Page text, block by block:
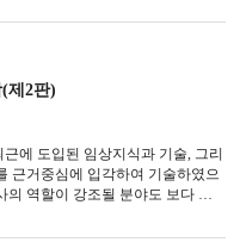
사를 맨 앞으로 정리하는 등 목차
제2판)
에 도입된 임상지식과 기술, 그리
근거중심에 입각하여 기술하였으
역할이 강조될 분야도 보다 세
도해나 사진을 추가하여 더 이해